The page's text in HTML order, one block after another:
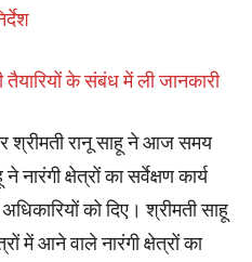
तैयारियों के संबंध में ली जानकारी
श्रीमती रानू साहू ने आज समय
क्षेत्रों का सर्वेक्षण कार्य
को दिए। श्रीमती साहू
में आने वाले नारंगी क्षेत्रों का